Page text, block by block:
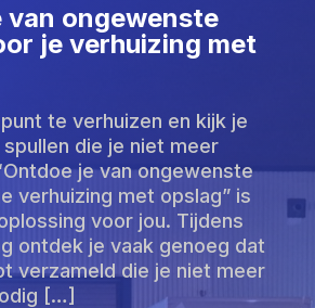
van ongewenste
je verhuizing met
te verhuizen en kijk je
die je niet meer
je van ongewenste
verhuizing met opslag” is
voor jou. Tijdens
ontdek je vaak genoeg dat
verzameld die je niet meer
[…]